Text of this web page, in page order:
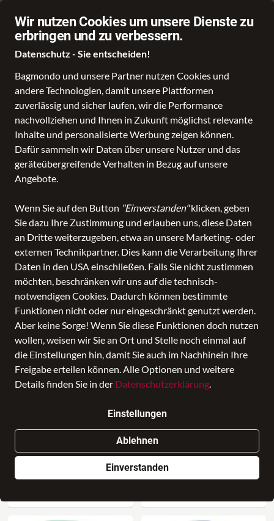
Wir nutzen Cookies um unsere Dienste zu
erbringen und zu verbessern.
Datenschutz - Sie entscheiden!
Bagmondo und unsere Partner nutzen Cookies und
andere Technologien, damit unsere Plattformen
zuverlässig und sicher laufen, wir die Performance
nachvollziehen und Ihnen in Zukunft möglichst relevante
Inhalte und personalisierte Werbung zeigen können.
Dafür sammeln wir Daten über unsere Nutzer und das
geräteübergreifende Verhalten in Bezug auf unsere
Angebote.
Wenn Sie auf den Button "Einverstanden"klicken, geben
Sie dazu Ihre Zustimmung und erlauben uns, diese Daten
an Dritte weiterzugeben, etwa an unsere Marketing- oder
externen Technikpartner. Dies kann die Verarbeitung Ihrer
Daten in den USA einschließen. Falls Sie nicht zustimmen
möchten, beschränken wir uns auf die technisch-
notwendigen Cookies. Dadurch können bestimmte
Funktionen nicht oder nur eingeschränkt genutzt werden.
Aber keine Sorge! Wenn Sie diese Funktionen doch nutzen
wollen, weisen wir Sie an Ort und Stelle noch einmal auf
die Einstellungen hin, damit Sie auch im Nachhinein Ihre
Freigabe erteilen können. Alle Optionen und weitere
Details finden Sie in der Datenschutzerklärung.
Einstellungen
Ablehnen
Einverstanden
Reise Business Freizeit Fashion & Lifestyle
alle Kategorien Freizeit Rucksäcke
Rucksäcke
SALE Marken Altersgruppe Farbe
110 Produkte
Bugatti
Damenrucksack Schwarz
BOGNER
Klosters Eike Backpack Mvf